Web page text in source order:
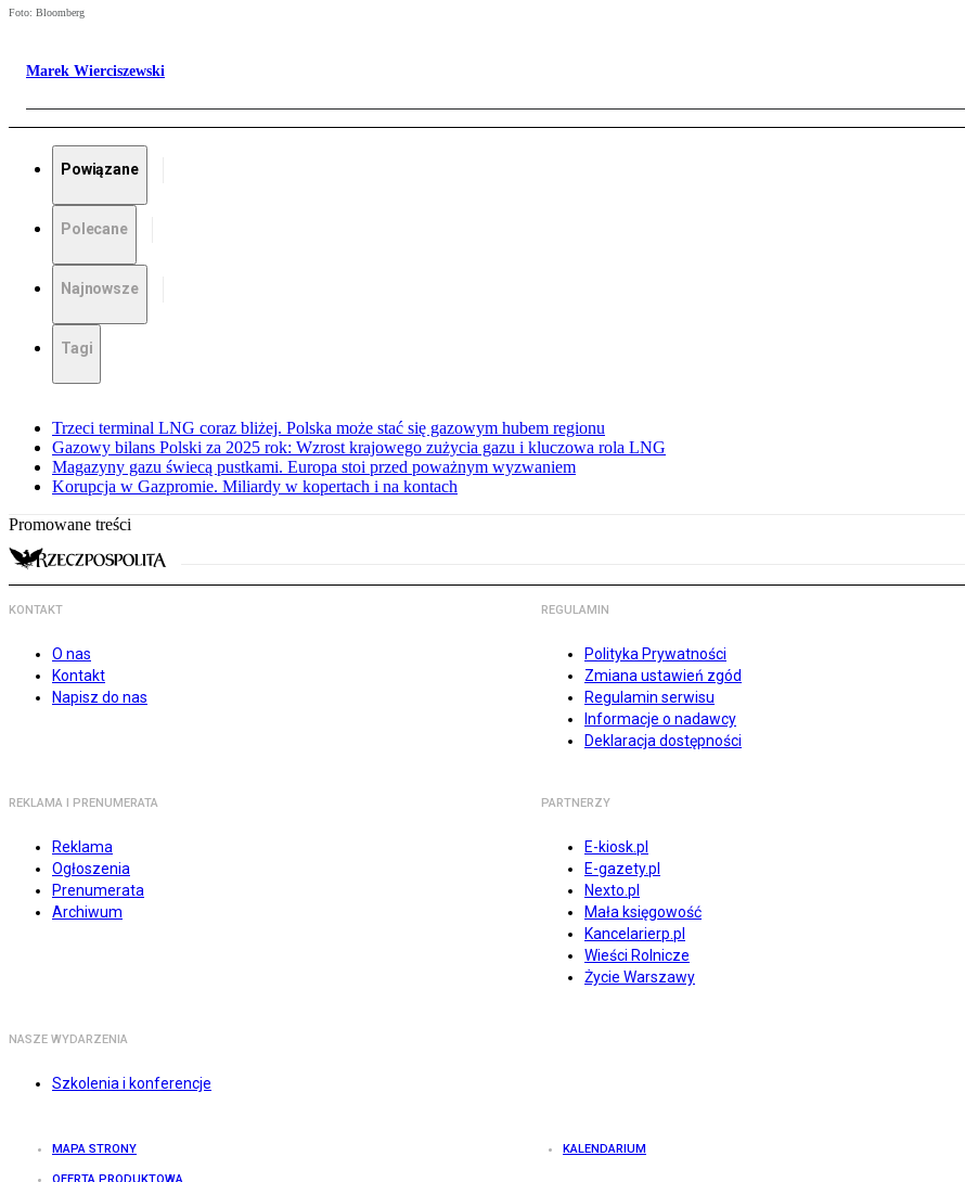
Foto: Bloomberg
Marek Wierciszewski
Powiązane
Polecane
Najnowsze
Tagi
Trzeci terminal LNG coraz bliżej. Polska może stać się gazowym hubem regionu
Gazowy bilans Polski za 2025 rok: Wzrost krajowego zużycia gazu i kluczowa rola LNG
Magazyny gazu świecą pustkami. Europa stoi przed poważnym wyzwaniem
Korupcja w Gazpromie. Miliardy w kopertach i na kontach
Promowane treści
KONTAKT
O nas
Kontakt
Napisz do nas
REGULAMIN
Polityka Prywatności
Zmiana ustawień zgód
Regulamin serwisu
Informacje o nadawcy
Deklaracja dostępności
REKLAMA I PRENUMERATA
Reklama
Ogłoszenia
Prenumerata
Archiwum
PARTNERZY
E-kiosk.pl
E-gazety.pl
Nexto.pl
Mała księgowość
Kancelarierp.pl
Wieści Rolnicze
Życie Warszawy
NASZE WYDARZENIA
Szkolenia i konferencje
MAPA STRONY KALENDARIUM